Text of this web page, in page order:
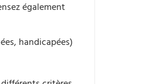
également
handicapées)